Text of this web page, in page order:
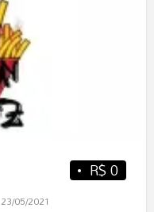
R$ 0
23/05/2021